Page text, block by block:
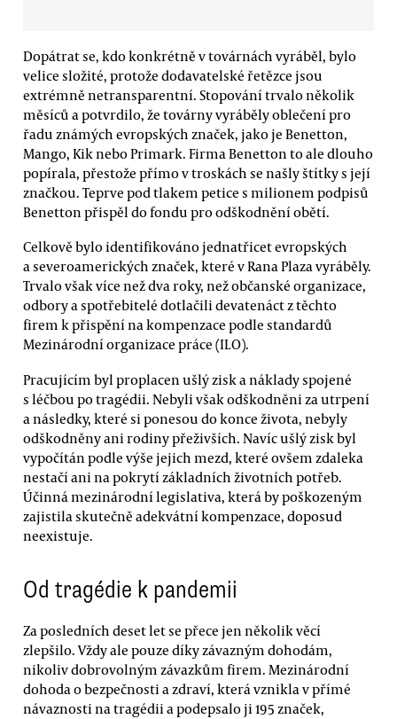
Dopátrat se, kdo konkrétně v továrnách vyráběl, bylo
velice složité, protože dodavatelské řetězce jsou
extrémně netransparentní. Stopování trvalo několik
měsíců a potvrdilo, že továrny vyráběly oblečení pro
řadu známých evropských značek, jako je Benetton,
Mango, Kik nebo Primark. Firma Benetton to ale dlouho
popírala, přestože přímo v troskách se našly štítky s její
značkou. Teprve pod tlakem petice s milionem podpisů
Benetton přispěl do fondu pro odškodnění obětí.
Celkově bylo identifikováno jednatřicet evropských
a severoamerických značek, které v Rana Plaza vyráběly.
Trvalo však více než dva roky, než občanské organizace,
odbory a spotřebitelé dotlačili devatenáct z těchto
firem k přispění na kompenzace podle standardů
Mezinárodní organizace práce (ILO).
Pracujícím byl proplacen ušlý zisk a náklady spojené
s léčbou po tragédii. Nebyli však odškodněni za utrpení
a následky, které si ponesou do konce života, nebyly
odškodněny ani rodiny přeživších. Navíc ušlý zisk byl
vypočítán podle výše jejich mezd, které ovšem zdaleka
nestačí ani na pokrytí základních životních potřeb.
Účinná mezinárodní legislativa, která by poškozeným
zajistila skutečně adekvátní kompenzace, doposud
neexistuje.
Od tragédie k pandemii
Za posledních deset let se přece jen několik věcí
zlepšilo. Vždy ale pouze díky závazným dohodám,
nikoliv dobrovolným závazkům firem. Mezinárodní
dohoda o bezpečnosti a zdraví, která vznikla v přímé
návaznosti na tragédii a podepsalo ji 195 značek,